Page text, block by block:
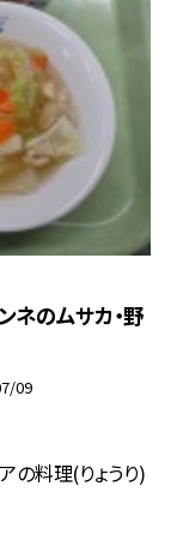
ネのムサカ・野
09
の料理(りょうり)